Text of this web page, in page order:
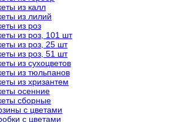
из калл
из лилий
из роз
из роз, 101 шт
из роз, 25 шт
из роз, 51 шт
из сухоцветов
из тюльпанов
из хризантем
осенние
сборные
с цветами
с цветами